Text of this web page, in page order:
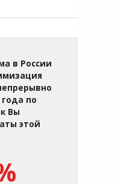
в России
по
Вы
этой